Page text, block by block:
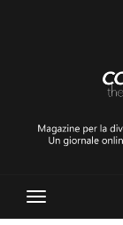
Toggle
Navigation